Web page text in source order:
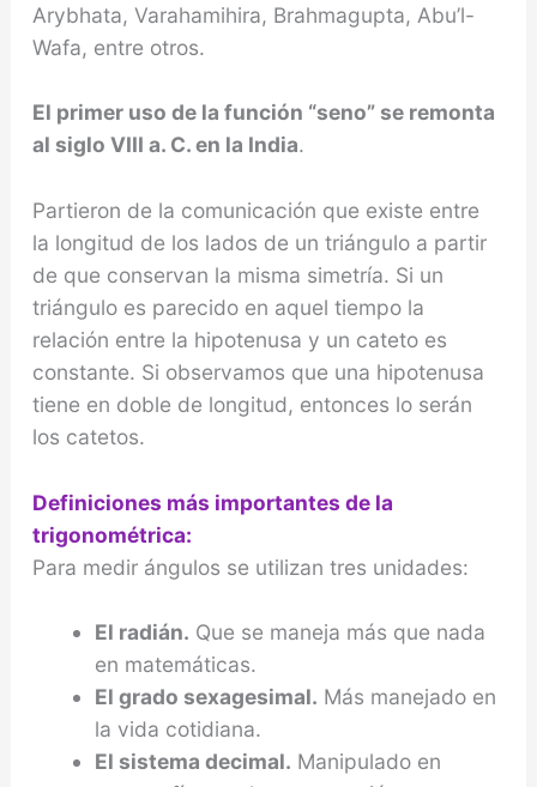
Arybhata, Varahamihira, Brahmagupta, Abu’l-
Wafa, entre otros.
El primer uso de la función “seno” se remonta
al siglo VIII a. C. en la India.
Partieron de la comunicación que existe entre
la longitud de los lados de un triángulo a partir
de que conservan la misma simetría. Si un
triángulo es parecido en aquel tiempo la
relación entre la hipotenusa y un cateto es
constante. Si observamos que una hipotenusa
tiene en doble de longitud, entonces lo serán
los catetos.
Definiciones más importantes de la
trigonométrica:
Para medir ángulos se utilizan tres unidades:
El radián. Que se maneja más que nada
en matemáticas.
El grado sexagesimal. Más manejado en
la vida cotidiana.
El sistema decimal. Manipulado en